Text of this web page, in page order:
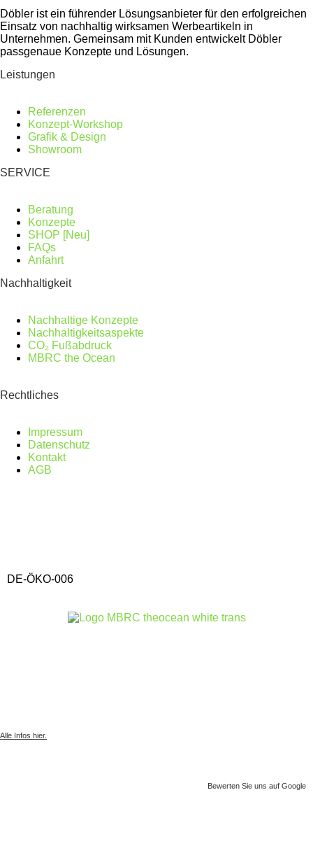
Döbler ist ein führender Lösungsanbieter für den erfolgreichen
Einsatz von nachhaltig wirksamen Werbeartikeln in
Unternehmen. Gemeinsam mit Kunden entwickelt Döbler
passgenaue Konzepte und Lösungen.
Leistungen
Referenzen
Konzept-Workshop
Grafik & Design
Showroom
SERVICE
Beratung
Konzepte
SHOP [Neu]
FAQs
Anfahrt
Nachhaltigkeit
Nachhaltige Konzepte
Nachhaltigkeitsaspekte
CO₂ Fußabdruck
MBRC the Ocean
Rechtliches
Impressum
Datenschutz
Kontakt
AGB
DE-ÖKO-006
Alle Infos hier.
Bewerten Sie uns auf Google